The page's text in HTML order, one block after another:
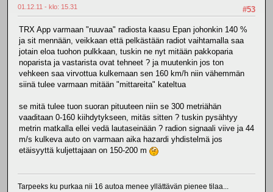
#53
01.12.11 - klo: 15.31
TRX App varmaan "ruuvaa" radiosta kaasu Epan johonkin 140 %
ja sit mennään, veikkaan että pelkästään radiot vaihtamalla saa
jotain eloa tuohon pulkkaan, tuskin ne nyt mitään pakkoparia
noparista ja vastarista ovat tehneet ? ja muutenkin jos ton
vehkeen saa virvottua kulkemaan sen 160 km/h niin vähemmän
siinä tulee varmaan mitään "mittareita" kateltua
se mitä tulee tuon suoran pituuteen niin se 300 metriähän
vaaditaan 0-160 kiihdytykseen, mitäs sitten ? tuskin pysähtyy
metrin matkalla ellei vedä lautaseinään ? radion signaali viive ja 44
m/s kulkeva auto on varmaan aika hazardi yhdistelmä jos
etäisyyttä kuljettajaan on 150-200 m
Tarpeeks ku purkaa nii 16 autoa menee yllättävän pienee tilaa...